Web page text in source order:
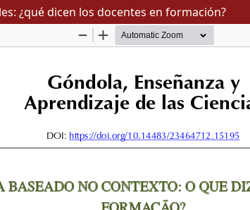
¿qué dicen los docentes en formación?